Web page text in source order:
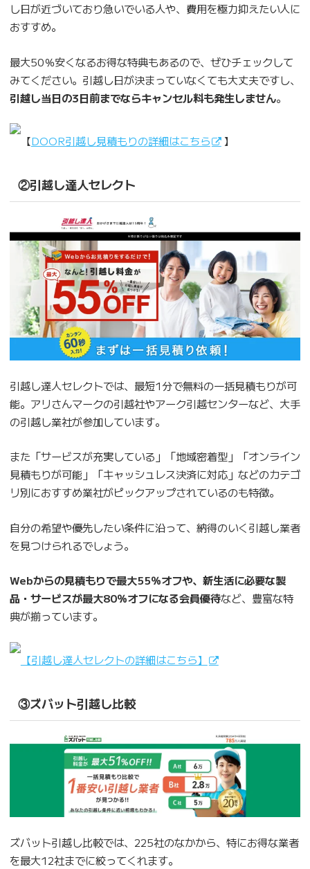
し日が近づいており急いでいる人や、費用を極力抑えたい人に
おすすめ。
最大50％安くなるお得な特典もあるので、ぜひチェックして
みてください。引越し日が決まっていなくても大丈夫ですし、
引越し当日の3日前までならキャンセル料も発生しません。
【DOOR引越し見積もりの詳細はこちら 】
②引越し達人セレクト
引越し達人セレクトでは、最短1分で無料の一括見積もりが可
能。アリさんマークの引越社やアーク引越センターなど、大手
の引越し業社が参加しています。
また「サービスが充実している」「地域密着型」「オンライン
見積もりが可能」「キャッシュレス決済に対応」などのカテゴ
リ別におすすめ業社がピックアップされているのも特徴。
自分の希望や優先したい条件に沿って、納得のいく引越し業者
を見つけられるでしょう。
Webからの見積もりで最大55％オフや、新生活に必要な製
品・サービスが最大80％オフになる会員優待など、豊富な特
典が揃っています。
【引越し達人セレクトの詳細はこちら】
③ズバット引越し比較
ズバット引越し比較では、225社のなかから、特にお得な業者
を最大12社までに絞ってくれます。